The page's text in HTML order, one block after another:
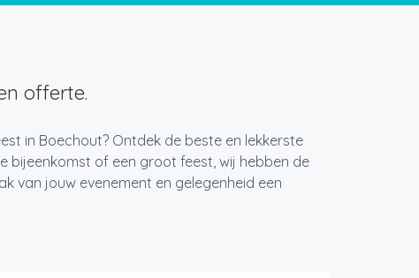
offerte.
in Boechout? Ontdek de beste en lekkerste
bijeenkomst of een groot feest, wij hebben de
van jouw evenement en gelegenheid een